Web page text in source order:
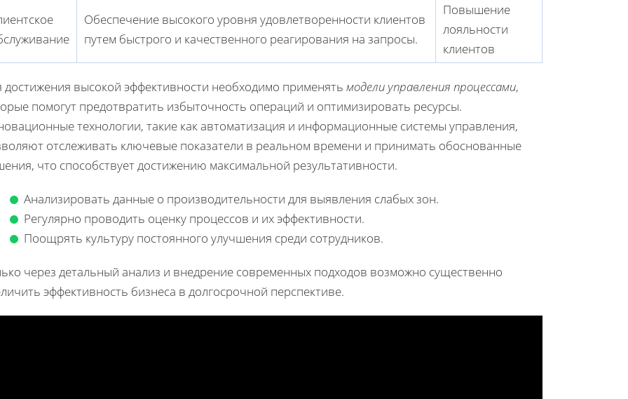
Обеспечение высокого уровня удовлетворенности клиентов
путем быстрого и качественного реагирования на запросы.
Повышение
лояльности
клиентов
достижения высокой эффективности необходимо применять модели управления процессами,
помогут предотвратить избыточность операций и оптимизировать ресурсы.
технологии, такие как автоматизация и информационные системы управления,
отслеживать ключевые показатели в реальном времени и принимать обоснованные
что способствует достижению максимальной результативности.
Анализировать данные о производительности для выявления слабых зон.
Регулярно проводить оценку процессов и их эффективности.
Поощрять культуру постоянного улучшения среди сотрудников.
через детальный анализ и внедрение современных подходов возможно существенно
эффективность бизнеса в долгосрочной перспективе.